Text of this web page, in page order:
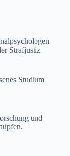
Strafjustiz
Studium
und